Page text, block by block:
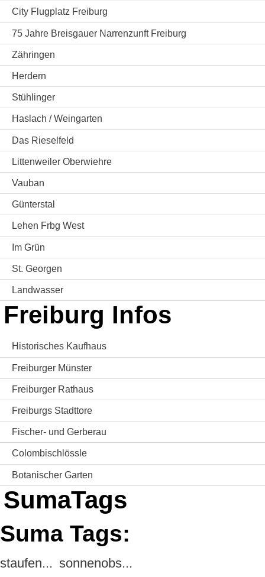
City Flugplatz Freiburg
75 Jahre Breisgauer Narrenzunft Freiburg
Zähringen
Herdern
Stühlinger
Haslach / Weingarten
Das Rieselfeld
Littenweiler Oberwiehre
Vauban
Günterstal
Lehen Frbg West
Im Grün
St. Georgen
Landwasser
Freiburg Infos
Historisches Kaufhaus
Freiburger Münster
Freiburger Rathaus
Freiburgs Stadttore
Fischer- und Gerberau
Colombischlössle
Botanischer Garten
SumaTags
Suma Tags:
staufen... sonnenobs...